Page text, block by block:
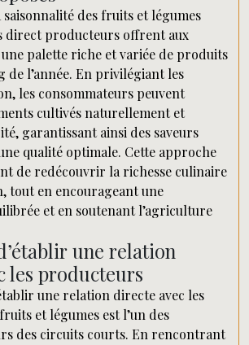
des fruits et légumes
direct producteurs offrent aux
palette riche et variée de produits
de l’année. En privilégiant les
les consommateurs peuvent
cultivés naturellement et
garantissant ainsi des saveurs
qualité optimale. Cette approche
de redécouvrir la richesse culinaire
tout en encourageant une
et en soutenant l’agriculture
une relation
les producteurs
une relation directe avec les
et légumes est l’un des
des circuits courts. En rencontrant